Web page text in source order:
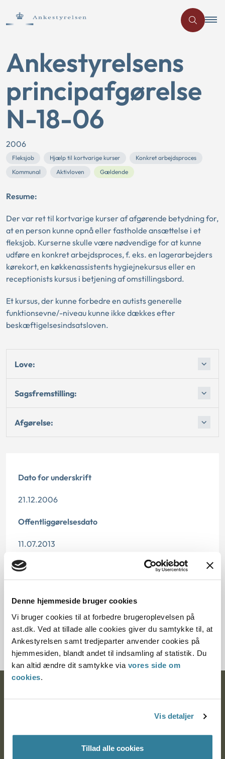
Denne hjemmeside bruger cookies
Vi bruger cookies til at forbedre brugeroplevelsen på
ast.dk. Ved at tillade alle cookies giver du samtykke til, at
Ankestyrelsen samt tredjeparter anvender cookies på
hjemmesiden, blandt andet til indsamling af statistik. Du
kan altid ændre dit samtykke via vores side om
cookies.
Vis detaljer
Tillad alle cookies
Ankestyrelsens
principafgørelse
N-18-06
2006
Fleksjob Hjælp til kortvarige kurser
Konkret arbejdsproces
Kommunal
Aktivloven Gældende
Resume:
Der var ret til kortvarige kurser af afgørende betydning for,
at en person kunne opnå eller fastholde ansættelse i et
fleksjob. Kurserne skulle være nødvendige for at kunne
udføre en konkret arbejdsproces, f. eks. en lagerarbejders
kørekort, en køkkenassistents hygiejnekursus eller en
receptionists kursus i betjening af omstillingsbord.
Et kursus, der kunne forbedre en autists generelle
funktionsevne/-niveau kunne ikke dækkes efter
beskæftigelsesindsatsloven.
Love:
Sagsfremstilling:
Afgørelse:
Dato for underskrift
21.12.2006
Offentliggørelsesdato
11.07.2013
Paragraf
Journalnummer
2000632-06
Nytorv 7, 2. sal